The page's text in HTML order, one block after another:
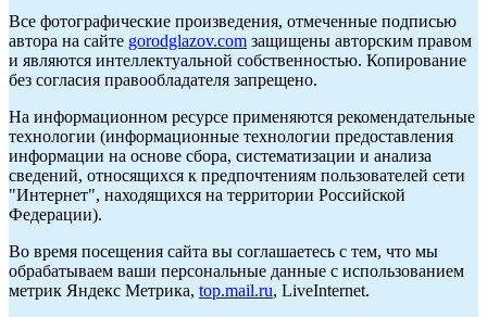
Все фотографические произведения, отмеченные подписью
автора на сайте gorodglazov.com защищены авторским правом
и являются интеллектуальной собственностью. Копирование
без согласия правообладателя запрещено.
На информационном ресурсе применяются рекомендательные
технологии (информационные технологии предоставления
информации на основе сбора, систематизации и анализа
сведений, относящихся к предпочтениям пользователей сети
"Интернет", находящихся на территории Российской
Федерации).
Во время посещения сайта вы соглашаетесь с тем, что мы
обрабатываем ваши персональные данные с использованием
метрик Яндекс Метрика, top.mail.ru, LiveInternet.